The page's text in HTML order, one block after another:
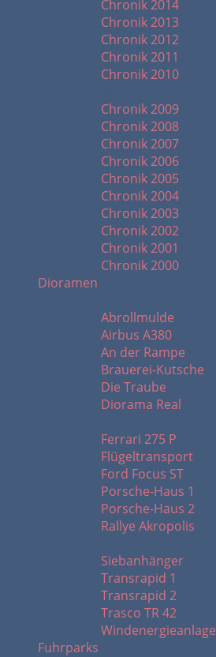
Chronik 2014
Chronik 2013
Chronik 2012
Chronik 2011
Chronik 2010
Chronik 2009
Chronik 2008
Chronik 2007
Chronik 2006
Chronik 2005
Chronik 2004
Chronik 2003
Chronik 2002
Chronik 2001
Chronik 2000
Dioramen
Abrollmulde
Airbus A380
An der Rampe
Brauerei-Kutsche
Die Traube
Diorama Real
Ferrari 275 P
Flügeltransport
Ford Focus ST
Porsche-Haus 1
Porsche-Haus 2
Rallye Akropolis
Siebanhänger
Transrapid 1
Transrapid 2
Trasco TR 42
Windenergieanlage
Fuhrparks